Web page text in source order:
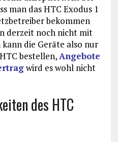
man das HTC Exodus 1
bekommen
derzeit noch nicht mit
die Geräte also nur
bestellen,Angebote
wird es wohl nicht
des HTC